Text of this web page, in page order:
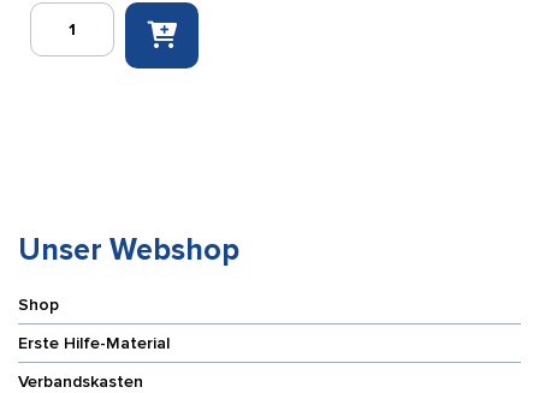
Quick
Verbandtuch
Unser Webshop
Shop
Erste Hilfe-Material
Verbandskasten